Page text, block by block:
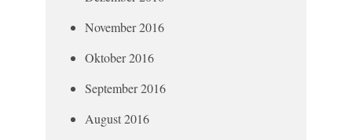
November 2016
Oktober 2016
September 2016
August 2016